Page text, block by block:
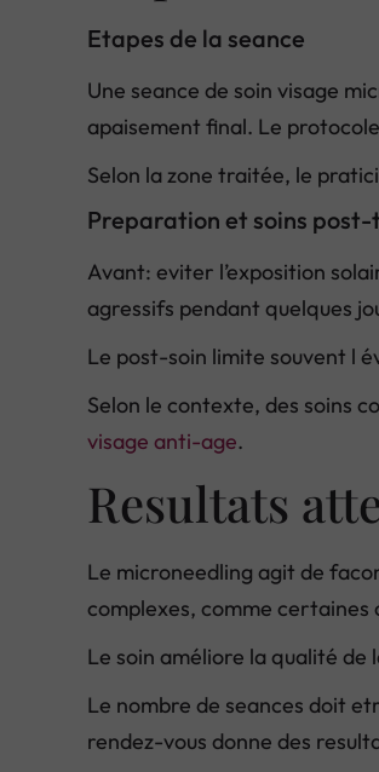
Etapes de la seance
Une seance de soin visage
apaisement final. Le
Selon la zone traitée, le
Preparation et soins
Avant: eviter l’exposition
agressifs pendant quelques
Le post-soin limite souvent l
Selon le contexte, des soins
visage anti-age.
Resultats
Le microneedling agit de
complexes, comme
Le soin améliore la qualité de
Le nombre de seances doit
rendez-vous donne des
SÉANCE